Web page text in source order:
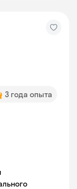
3 года опыта